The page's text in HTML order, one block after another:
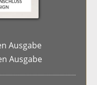
Ausgabe
Ausgabe